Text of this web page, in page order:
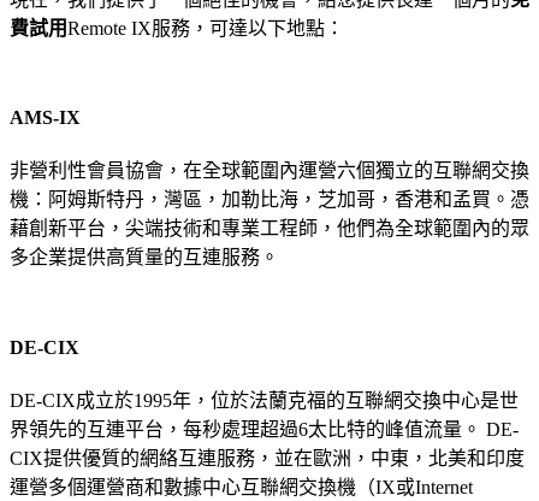
費試用Remote IX服務，可達以下地點：
AMS-IX
非營利性會員協會，在全球範圍內運營六個獨立的互聯網交換
機：阿姆斯特丹，灣區，加勒比海，芝加哥，香港和孟買。憑
藉創新平台，尖端技術和專業工程師，他們為全球範圍內的眾
多企業提供高質量的互連服務。
DE-CIX
DE-CIX成立於1995年，位於法蘭克福的互聯網交換中心是世
界領先的互連平台，每秒處理超過6太比特的峰值流量。 DE-
CIX提供優質的網絡互連服務，並在歐洲，中東，北美和印度
運營多個運營商和數據中心互聯網交換機（IX或Internet